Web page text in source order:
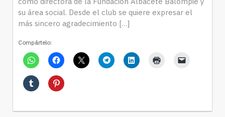
su área social. Desde el club se quiere expresar el
más sincero agradecimiento […]
Compártelo: